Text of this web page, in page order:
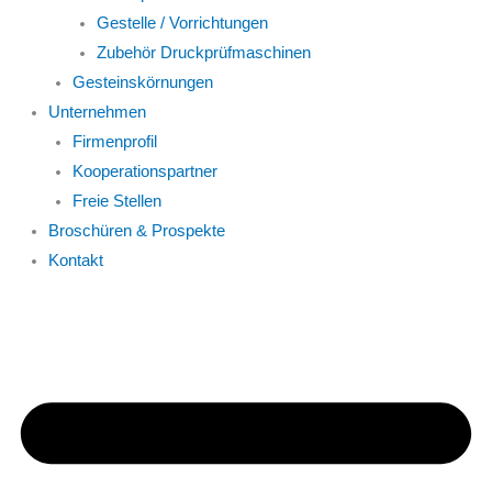
Gestelle / Vorrichtungen
Zubehör Druckprüfmaschinen
Gesteinskörnungen
Unternehmen
Firmenprofil
Kooperationspartner
Freie Stellen
Broschüren & Prospekte
Kontakt